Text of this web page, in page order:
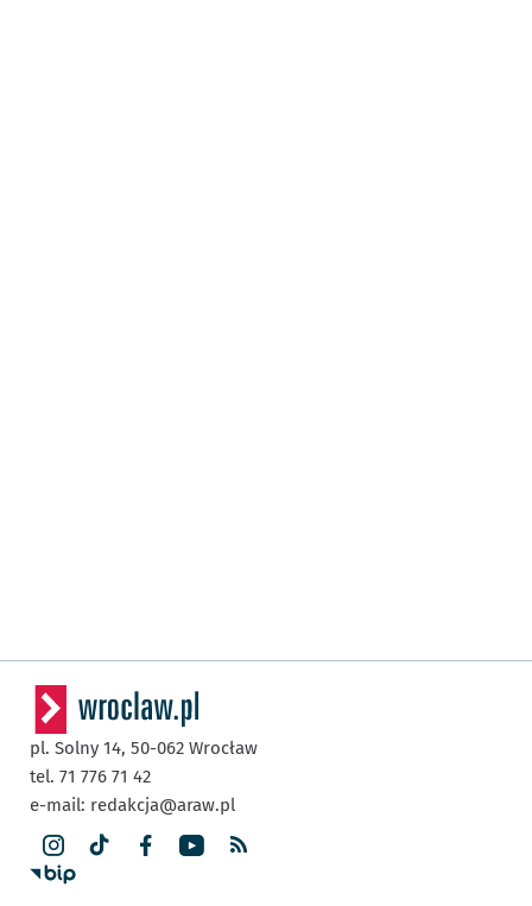
pl. Solny 14, 50-062 Wrocław
tel. 71 776 71 42
e-mail: redakcja@araw.pl